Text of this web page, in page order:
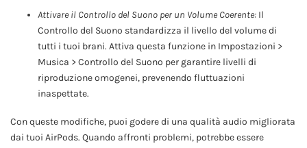
Attivare il Controllo del Suono per un Volume Coerente: Il
Controllo del Suono standardizza il livello del volume di
tutti i tuoi brani. Attiva questa funzione in Impostazioni >
Musica > Controllo del Suono per garantire livelli di
riproduzione omogenei, prevenendo fluttuazioni
inaspettate.
Con queste modifiche, puoi godere di una qualità audio migliorata
dai tuoi AirPods. Quando affronti problemi, potrebbe essere